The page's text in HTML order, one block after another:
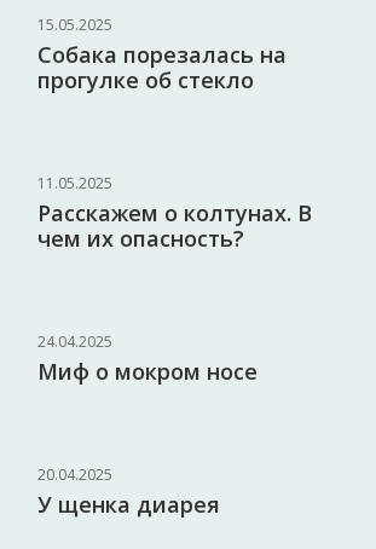
15.05.2025
Собака порезалась на
прогулке об стекло
11.05.2025
Расскажем о колтунах. В
чем их опасность?
24.04.2025
Миф о мокром носе
20.04.2025
У щенка диарея